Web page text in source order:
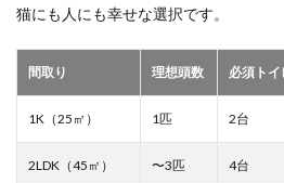
猫にも人にも幸せな選択です。
間取り 理想頭数 必須トイ
1K（25㎡） 1匹 2台
2LDK（45㎡） 〜3匹 4台